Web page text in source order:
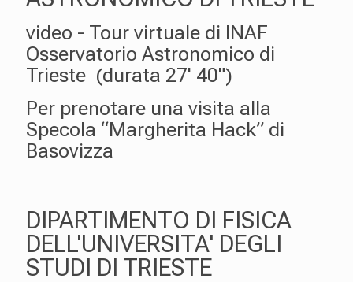
video - Tour virtuale di INAF
Osservatorio Astronomico di
Trieste (durata 27' 40")
Per prenotare una visita alla
Specola “Margherita Hack” di
Basovizza
DIPARTIMENTO DI FISICA
DELL'UNIVERSITA' DEGLI
STUDI DI TRIESTE